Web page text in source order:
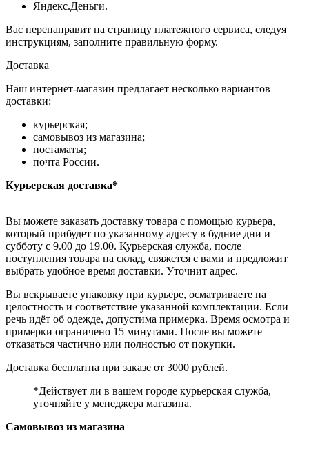
Яндекс.Деньги.
Вас перенаправит на страницу платежного сервиса, следуя
инструкциям, заполните правильную форму.
Доставка
Наш интернет-магазин предлагает несколько вариантов
доставки:
курьерская;
самовывоз из магазина;
постаматы;
почта России.
Курьерская доставка*
Вы можете заказать доставку товара с помощью курьера,
который прибудет по указанному адресу в будние дни и
субботу с 9.00 до 19.00. Курьерская служба, после
поступления товара на склад, свяжется с вами и предложит
выбрать удобное время доставки. Уточнит адрес.
Вы вскрываете упаковку при курьере, осматриваете на
целостность и соответствие указанной комплектации. Если
речь идёт об одежде, допустима примерка. Время осмотра и
примерки ограничено 15 минутами. После вы можете
отказаться частично или полностью от покупки.
Доставка бесплатна при заказе от 3000 рублей.
*Действует ли в вашем городе курьерская служба,
уточняйте у менеджера магазина.
Самовывоз из магазина